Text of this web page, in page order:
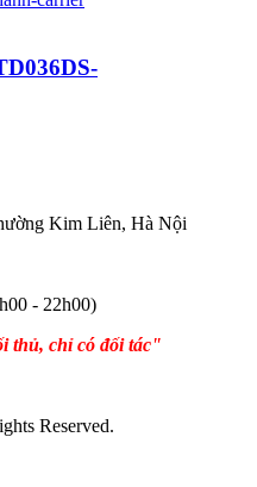
Kim Liên, Hà Nội
- 22h00)
thủ, chỉ có đối tác"
Reserved.